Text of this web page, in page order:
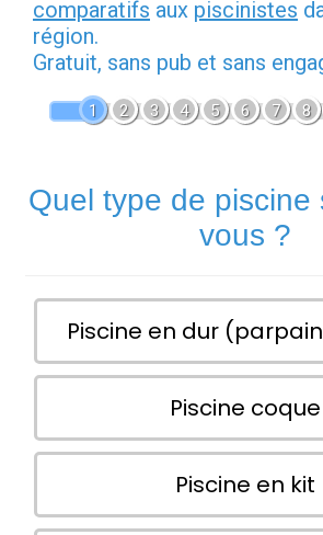
comparatifs aux piscinistes
région.
Gratuit, sans pub et sans
1 2 3 4 5 6 7 8
Quel type de piscine
vous ?
Piscine en dur
Piscine coque
Piscine en kit